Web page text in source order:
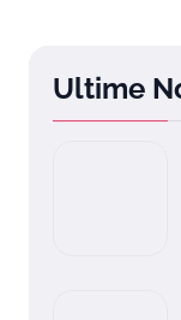
Ultime